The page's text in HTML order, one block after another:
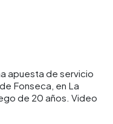
apuesta de servicio
Fonseca, en La
de 20 años. Video